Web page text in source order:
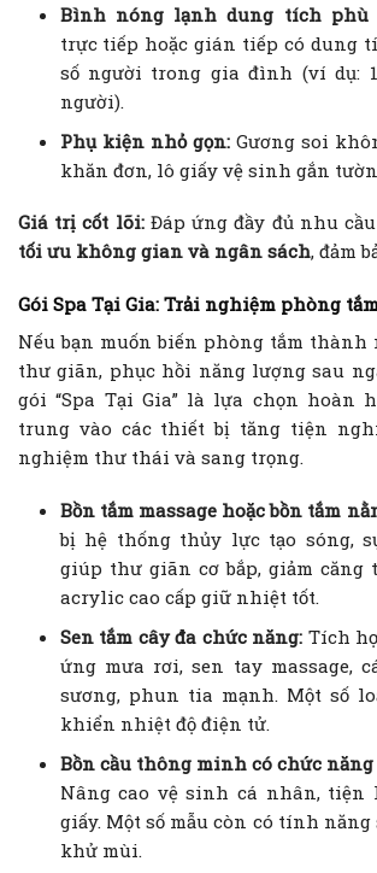
Bình nóng lạnh dung tích phù
trực tiếp hoặc gián tiếp có dung
số người trong gia đình (ví dụ:
người).
Phụ kiện nhỏ gọn: Gương soi
khăn đơn, lô giấy vệ sinh gắn
Giá trị cốt lõi:Đáp ứng đầy đủ nhu
tối ưu không gian và ngân sách, đảm
Gói Spa Tại Gia: Trải nghiệm phòng
Nếu bạn muốn biến phòng tắm thành
thư giãn, phục hồi năng lượng sau
gói “Spa Tại Gia” là lựa chọn hoàn
trung vào các thiết bị tăng tiện
nghiệm thư thái và sang trọng.
Bồn tắm massage hoặc bồn tắm
bị hệ thống thủy lực tạo sóng,
giúp thư giãn cơ bắp, giảm căng
acrylic cao cấp giữ nhiệt tốt.
Sen tắm cây đa chức năng: Tích
ứng mưa rơi, sen tay massage,
sương, phun tia mạnh. Một số
khiển nhiệt độ điện tử.
Bồn cầu thông minh có chức năng
Nâng cao vệ sinh cá nhân,
giấy. Một số mẫu còn có tính năng
khử mùi.